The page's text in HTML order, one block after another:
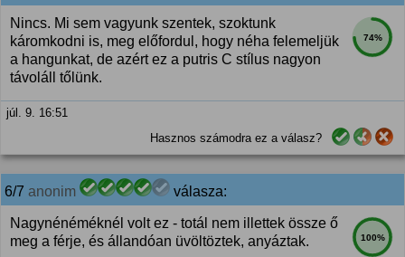
74%
Nincs. Mi sem vagyunk szentek, szoktunk
káromkodni is, meg előfordul, hogy néha felemeljük
a hangunkat, de azért ez a putris C stílus nagyon
távoláll tőlünk.
júl. 9. 16:51
Hasznos számodra ez a válasz?
6/7 anonim válasza:
100%
Nagynénéméknél volt ez - totál nem illettek össze ő
meg a férje, és állandóan üvöltöztek, anyáztak.